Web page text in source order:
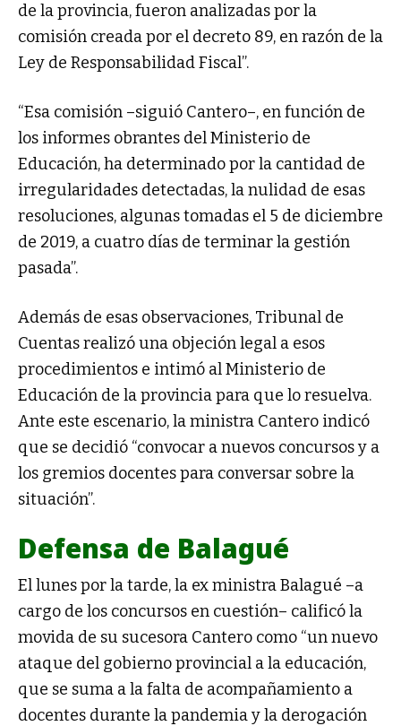
de la provincia, fueron analizadas por la
comisión creada por el decreto 89, en razón de la
Ley de Responsabilidad Fiscal”.
“Esa comisión –siguió Cantero–, en función de
los informes obrantes del Ministerio de
Educación, ha determinado por la cantidad de
irregularidades detectadas, la nulidad de esas
resoluciones, algunas tomadas el 5 de diciembre
de 2019, a cuatro días de terminar la gestión
pasada”.
Además de esas observaciones, Tribunal de
Cuentas realizó una objeción legal a esos
procedimientos e intimó al Ministerio de
Educación de la provincia para que lo resuelva.
Ante este escenario, la ministra Cantero indicó
que se decidió “convocar a nuevos concursos y a
los gremios docentes para conversar sobre la
situación”.
Defensa de Balagué
El lunes por la tarde, la ex ministra Balagué –a
cargo de los concursos en cuestión– calificó la
movida de su sucesora Cantero como “un nuevo
ataque del gobierno provincial a la educación,
que se suma a la falta de acompañamiento a
docentes durante la pandemia y la derogación